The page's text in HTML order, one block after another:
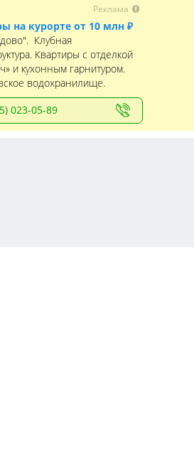
Реклама
на курорте от 10 млн ₽
Клубная
Квартиры с отделкой
и кухонным гарнитуром.
водохранилище.
023-05-89